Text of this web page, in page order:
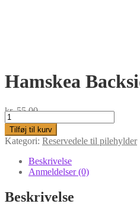
Hamskea
kr.55,00
Hamskea
Backside
Limb
Adhesive
limb
Tilføj til kurv
Kategori: Reservedele til pilehylder
Beskrivelse
Anmeldelser (0)
Beskrivelse